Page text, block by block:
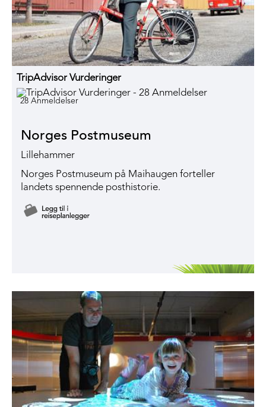
TripAdvisor Vurderinger
28 Anmeldelser
Norges Postmuseum
Lillehammer
Norges Postmuseum på Maihaugen forteller
landets spennende posthistorie.